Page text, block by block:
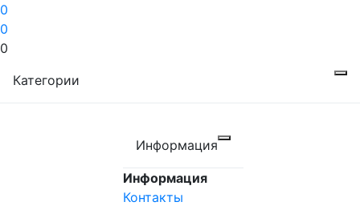
0
0
0
Категории
Информация
Информация
Контакты